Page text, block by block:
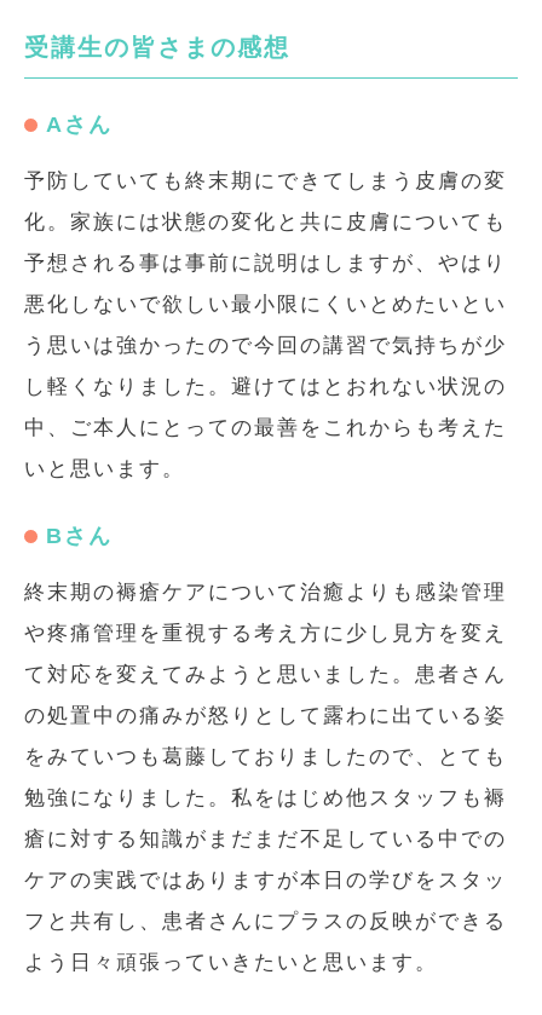
受講生の皆さまの感想
Aさん
予防していても終末期にできてしまう皮膚の変
化。家族には状態の変化と共に皮膚についても
予想される事は事前に説明はしますが、やはり
悪化しないで欲しい最小限にくいとめたいとい
う思いは強かったので今回の講習で気持ちが少
し軽くなりました。避けてはとおれない状況の
中、ご本人にとっての最善をこれからも考えた
いと思います。
Bさん
終末期の褥瘡ケアについて治癒よりも感染管理
や疼痛管理を重視する考え方に少し見方を変え
て対応を変えてみようと思いました。患者さん
の処置中の痛みが怒りとして露わに出ている姿
をみていつも葛藤しておりましたので、とても
勉強になりました。私をはじめ他スタッフも褥
瘡に対する知識がまだまだ不足している中での
ケアの実践ではありますが本日の学びをスタッ
フと共有し、患者さんにプラスの反映ができる
よう日々頑張っていきたいと思います。